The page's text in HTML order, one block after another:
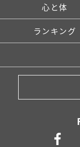
心と体
ランキング